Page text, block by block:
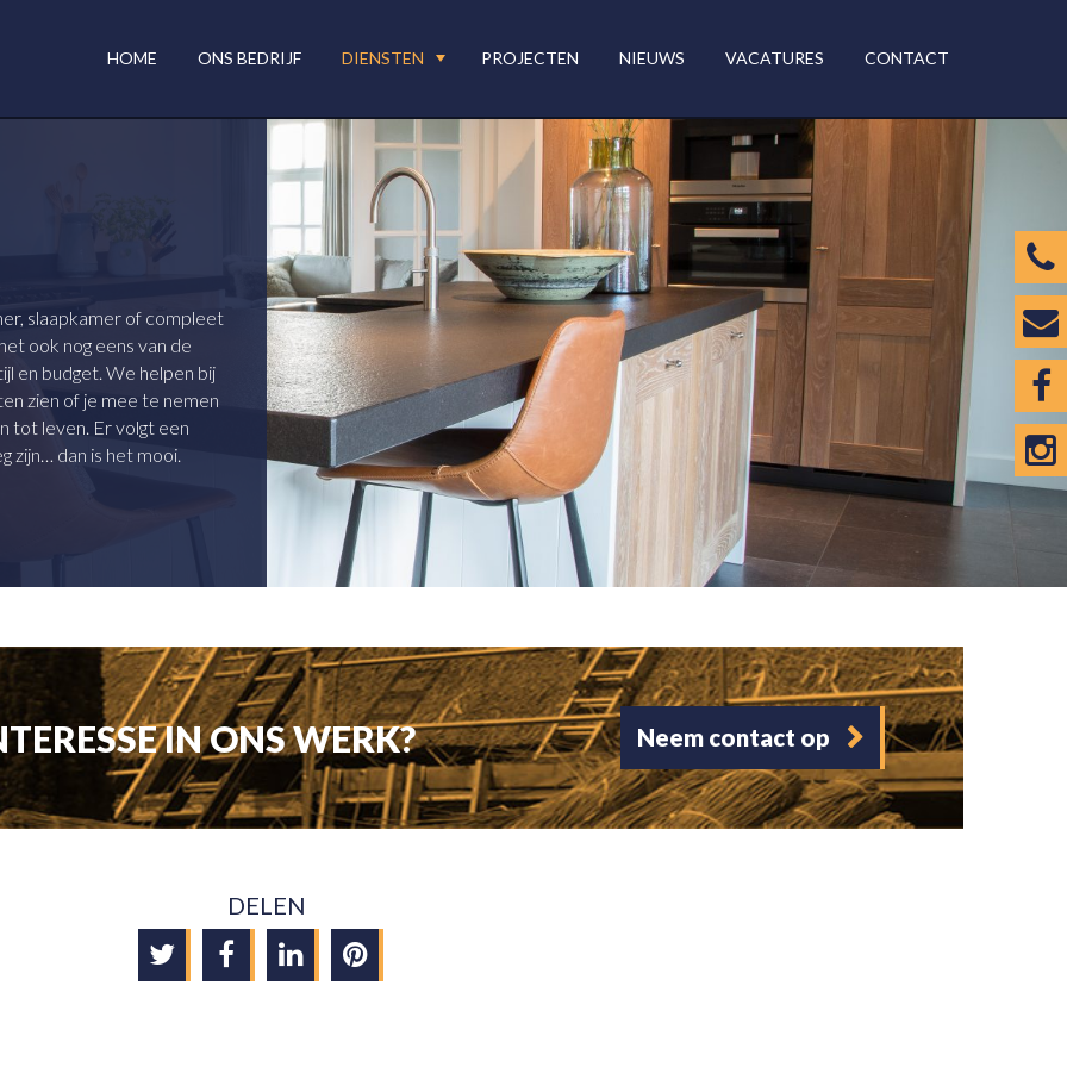
HOME ONS BEDRIJF DIENSTEN PROJECTEN NIEUWS VACATURES CONTACT
slaapkamer of compleet
ook nog eens van de
en budget. We helpen bij
zien of je mee te nemen
tot leven. Er volgt een
zijn… dan is het mooi.
IN ONS WERK? Neem contact op
DELEN